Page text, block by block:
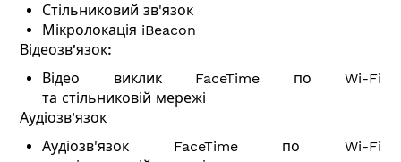
Стільниковий зв'язок
Мікролокація iBeacon
Відеозв'язок:
Відео виклик FaceTime по Wi-Fi
та стільниковій мережі
Аудіозв'язок
Аудіозв'язок FaceTime по Wi-Fi